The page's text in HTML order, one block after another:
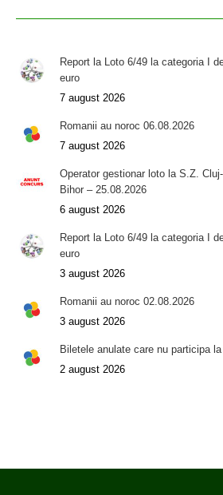
Report la Loto 6/49 la categoria I
euro
7 august 2026
Romanii au noroc 06.08.2026
7 august 2026
Operator gestionar loto la S.Z.
Bihor – 25.08.2026
6 august 2026
Report la Loto 6/49 la categoria I
euro
3 august 2026
Romanii au noroc 02.08.2026
3 august 2026
Biletele anulate care nu participa
2 august 2026